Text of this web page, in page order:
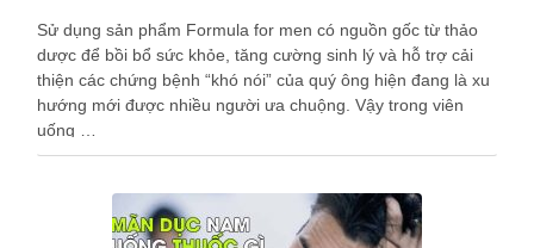
Sử dụng sản phẩm Formula for men có nguồn gốc từ thảo
dược để bồi bổ sức khỏe, tăng cường sinh lý và hỗ trợ cải
thiện các chứng bệnh “khó nói” của quý ông hiện đang là xu
hướng mới được nhiều người ưa chuộng. Vậy trong viên
uống …